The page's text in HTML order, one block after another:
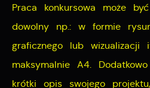
Praca konkursowa może
dowolny np.: w formie
graficznego lub wizualizacji
maksymalnie A4.
krótki opis swojego